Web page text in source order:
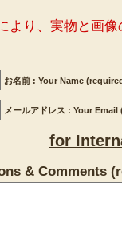
より、実物と画
お名前 : Your Name
メールアドレス : Your
for
& Comments